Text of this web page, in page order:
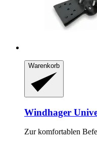
Warenkorb
Windhager
Zur komfortablen